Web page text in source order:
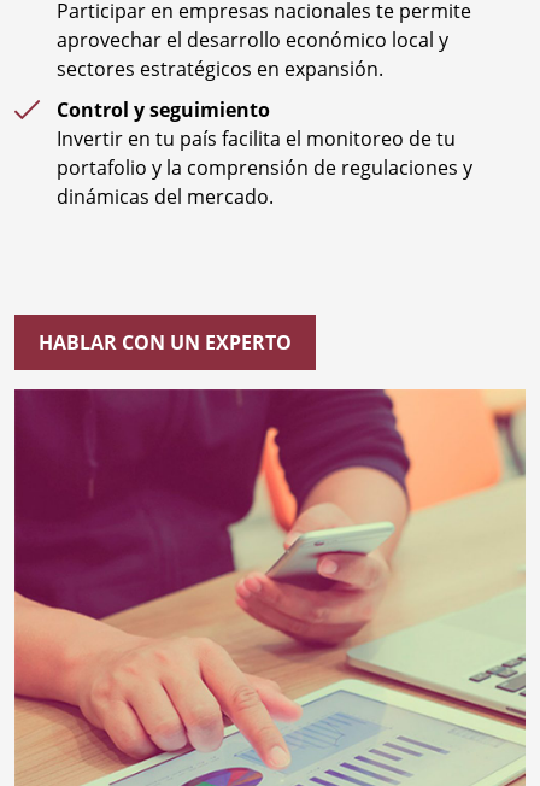
Participar en empresas nacionales te permite
aprovechar el desarrollo económico local y
sectores estratégicos en expansión.
Control y seguimiento
Invertir en tu país facilita el monitoreo de tu
portafolio y la comprensión de regulaciones y
dinámicas del mercado.
HABLAR CON UN EXPERTO